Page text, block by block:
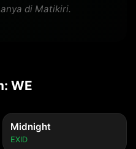
di Matikiri.
WE
Midnight
EXID